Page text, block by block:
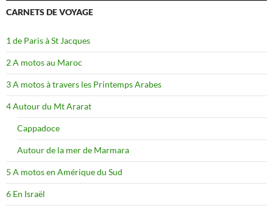
CARNETS DE VOYAGE
1 de Paris à St Jacques
2 A motos au Maroc
3 A motos à travers les Printemps Arabes
4 Autour du Mt Ararat
Cappadoce
Autour de la mer de Marmara
5 A motos en Amérique du Sud
6 En Israël